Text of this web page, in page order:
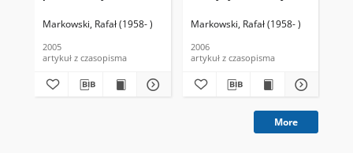
Markowski, Rafał (1958- )
2005
artykuł z czasopisma
Markowski, Rafał (1958- )
2006
artykuł z czasopisma
More